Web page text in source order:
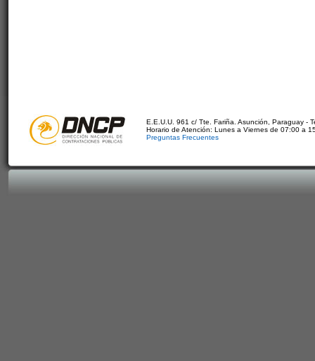
E.E.U.U. 961 c/ Tte. Fariña. Asunción, Paraguay -
Horario de Atención: Lunes a Viernes de 07:00 a
Preguntas Frecuentes